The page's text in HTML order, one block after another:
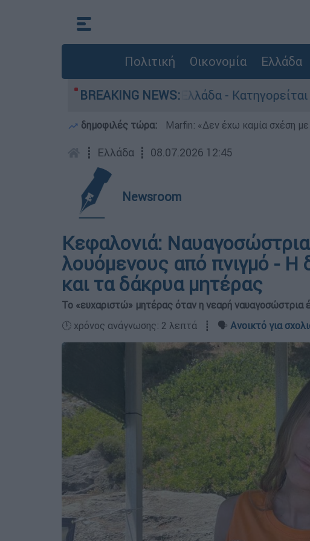
Πολιτική Οικονομία Ελλάδα
BREAKING NEWS:
στην Ελλάδα - Κατηγορείται και για
δημοφιλές τώρα: Marfin: «Δεν έχω καμία σχέση
┋ Ελλάδα ┋ 08.07.2026 12:45
Newsroom
Κεφαλονιά:
λουόμενους από πνιγμό - Η
και τα δάκρυα μητέρας
Το «ευχαριστώ» μητέρας όταν η νεαρή ναυαγοσώστρια
🕛 χρόνος ανάγνωσης: 2 λεπτά ┋ 🗣️ Ανοικτό για